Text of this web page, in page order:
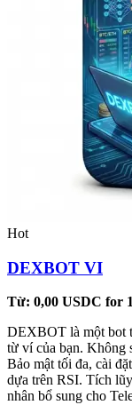
Hot
DEXBOT VI
Từ: 0,00 USDC for
DEXBOT là một bot
từ ví của bạn. Không
Bảo mật tối đa, cài
dựa trên RSI. Tích
nhân bổ sung cho